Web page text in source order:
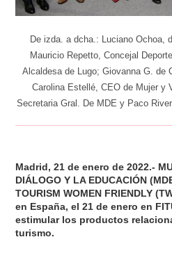
De izda. a dcha.: Luciano Ochoa,
Mauricio Repetto, Concejal
Alcaldesa de Lugo; Giovanna G. de
Carolina Estellé, CEO de Mujer y
Secretaria Gral. De MDE y Paco
Madrid, 21 de enero de 2022.-
DIÁLOGO Y LA EDUCACIÓN
TOURISM WOMEN FRIENDLY
en España, el 21 de enero en
estimular los productos
turismo.